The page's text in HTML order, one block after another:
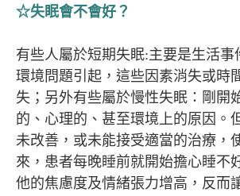
☆失眠會不會好？
有些人屬於短期失眠:主要是生活事
環境問題引起，這些因素消失或時
失；另外有些屬於慢性失眠：剛開
的、心理的、甚至環境上的原因。
未改善，或未能接受適當的治療，
來，患者每晚睡前就開始擔心睡不
他的焦慮度及情緒張力增高，反而